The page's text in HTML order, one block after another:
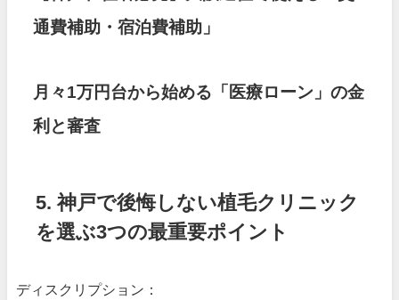
通費補助・宿泊費補助」
月々1万円台から始める「医療ローン」の金
利と審査
5. 神戸で後悔しない植毛クリニック
を選ぶ3つの最重要ポイント
ディスクリプション：